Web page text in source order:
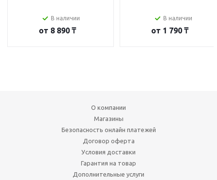
В наличии
от 8 890 ₸
В наличии
от 1 790 ₸
О компании
Магазины
Безопасность онлайн платежей
Договор оферта
Условия доставки
Гарантия на товар
Дополнительные услуги